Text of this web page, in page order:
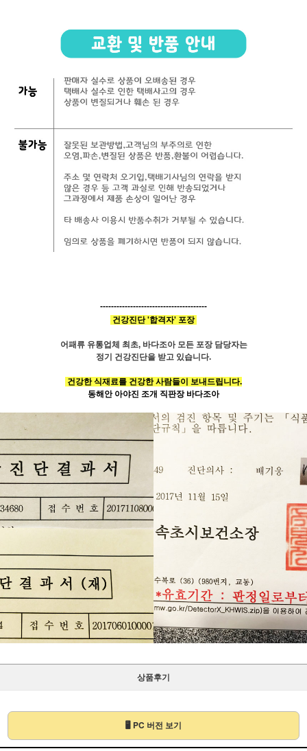
---------------------------------------
건강진단 '합격자' 포장
어패류 유통업체 최초, 바다조아 모든 포장 담당자는
정기 건강진단을 받고 있습니다.
건강한 식재료를 건강한 사람들이 보내드립니다.
동해안 아야진 조개 직판장 바다조아
상품후기
🖥 PC 버전 보기